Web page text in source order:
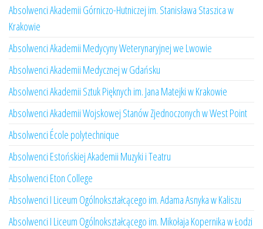
Absolwenci Akademii Górniczo-Hutniczej im. Stanisława Staszica w
Krakowie
Absolwenci Akademii Medycyny Weterynaryjnej we Lwowie
Absolwenci Akademii Medycznej w Gdańsku
Absolwenci Akademii Sztuk Pięknych im. Jana Matejki w Krakowie
Absolwenci Akademii Wojskowej Stanów Zjednoczonych w West Point
Absolwenci École polytechnique
Absolwenci Estońskiej Akademii Muzyki i Teatru
Absolwenci Eton College
Absolwenci I Liceum Ogólnokształcącego im. Adama Asnyka w Kaliszu
Absolwenci I Liceum Ogólnokształcącego im. Mikołaja Kopernika w Łodzi